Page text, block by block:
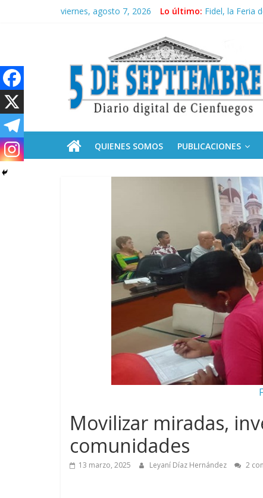
viernes, agosto 7, 2026 Lo último: Recorrió Díaz-
Premian a
Plan
Ceuta:
Septiembre
Diario
de
Cienfuegos,QUIENES SOMOS PUBLICACIONES
Movilizar miradas,
comunidades
13 marzo, 2025 Leyaní Díaz Hernández 2